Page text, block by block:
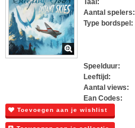
Taal:
Aantal spelers:
Type bordspel:
Speelduur:
Leeftijd:
Aantal views:
Ean Codes:
Toevoegen aan je wishlist